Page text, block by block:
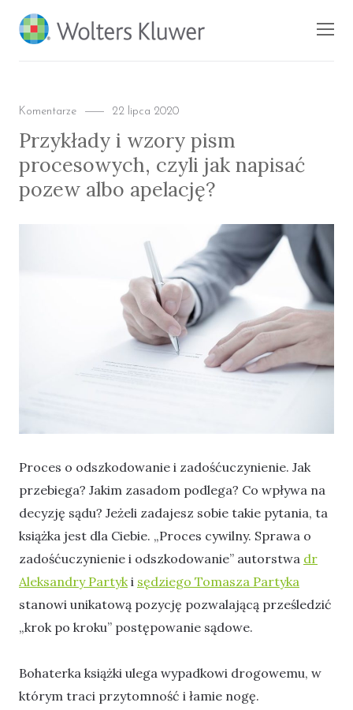
BLOG KSIĘGARNI
PROFINFO.PL
Categories
Komentarze
Posted
22 lipca 2020
Przykłady i wzory pism
procesowych, czyli jak napisać
pozew albo apelację?
Proces o odszkodowanie i zadośćuczynienie. Jak
przebiega? Jakim zasadom podlega? Co wpływa na
decyzję sądu? Jeżeli zadajesz sobie takie pytania, ta
książka jest dla Ciebie. „Proces cywilny. Sprawa o
zadośćuczynienie i odszkodowanie” autorstwa dr
Aleksandry Partyki sędziego Tomasza Partyka
stanowi unikatową pozycję pozwalającą prześledzić
„krok po kroku” postępowanie sądowe.
Bohaterka książki ulega wypadkowi drogowemu, w
którym traci przytomność i łamie nogę.